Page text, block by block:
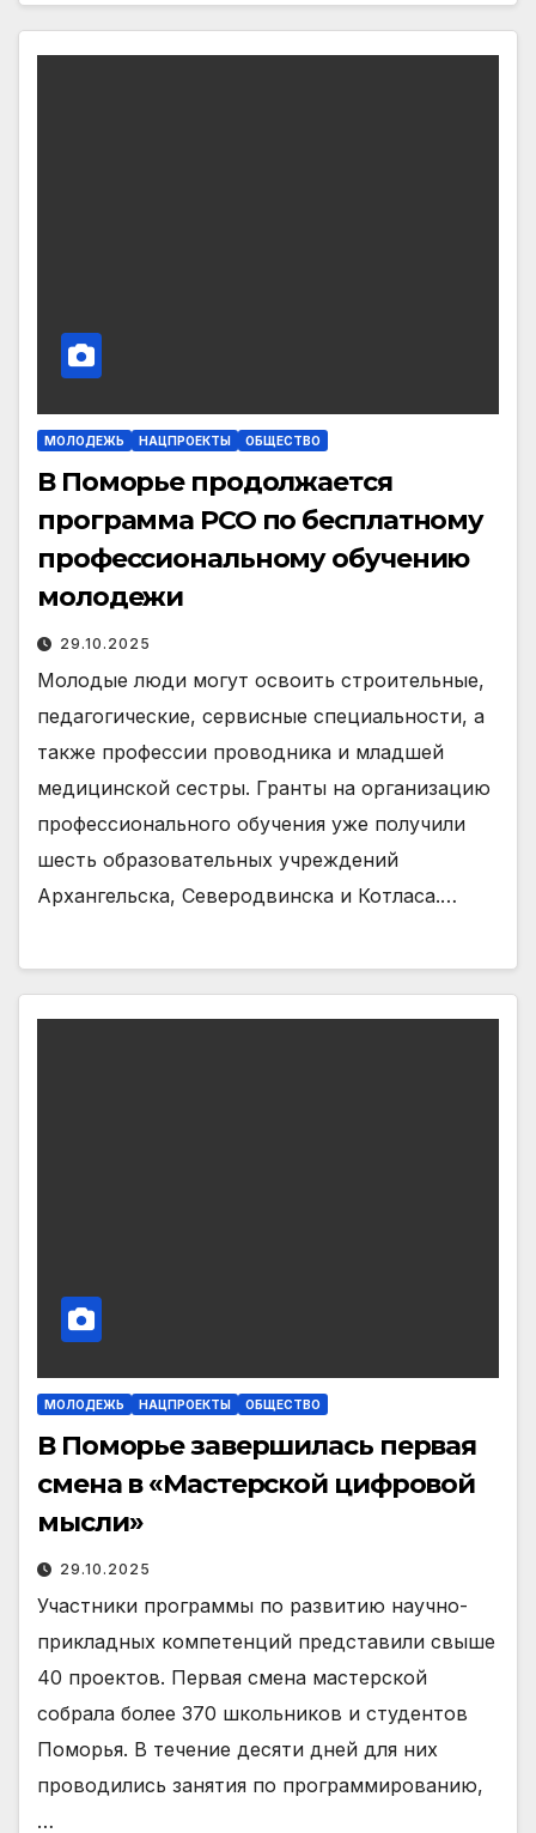
МОЛОДЕЖЬ НАЦПРОЕКТЫ ОБЩЕСТВО
В Поморье продолжается
программа РСО по бесплатному
профессиональному обучению
молодежи
29.10.2025
Молодые люди могут освоить строительные,
педагогические, сервисные специальности, а
также профессии проводника и младшей
медицинской сестры. Гранты на организацию
профессионального обучения уже получили
шесть образовательных учреждений
Архангельска, Северодвинска и Котласа.…
МОЛОДЕЖЬ НАЦПРОЕКТЫ ОБЩЕСТВО
В Поморье завершилась первая
смена в «Мастерской цифровой
мысли»
29.10.2025
Участники программы по развитию научно-
прикладных компетенций представили свыше
40 проектов. Первая смена мастерской
собрала более 370 школьников и студентов
Поморья. В течение десяти дней для них
проводились занятия по программированию,
…